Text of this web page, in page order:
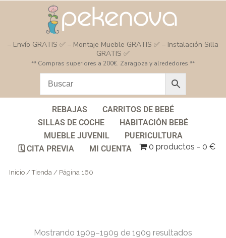
– Envío GRATIS ✅ – Montaje Mueble GRATIS ✅ – Instalación Silla
GRATIS ✅
** Compras superiores a 200€. Zaragoza y alrededores **
REBAJAS
CARRITOS DE BEBÉ
SILLAS DE COCHE
HABITACIÓN BEBÉ
MUEBLE JUVENIL
PUERICULTURA
🗓️ CITA PREVIA
MI CUENTA 0 productos 0 €
Inicio /Tienda / Página 160
Mostrando 1909–1909 de 1909 resultados